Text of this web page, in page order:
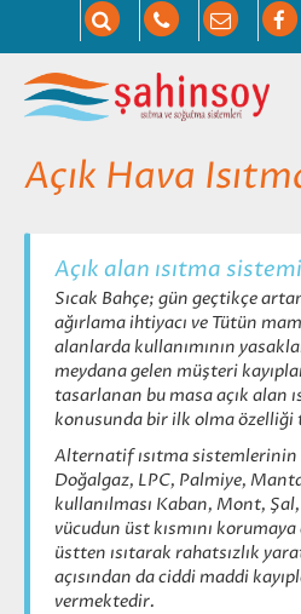
Açık Hava
Açık alan ısıtma
Sıcak Bahçe; gün geçtikçe
ağırlama ihtiyacı ve Tütün
alanlarda kullanımının
meydana gelen müşteri
tasarlanan bu masa açık alan
konusunda bir ilk olma özelliği
Alternatif ısıtma
Doğalgaz, LPC, Palmiye,
kullanılması Kaban, Mont,
vücudun üst kısmını
üstten ısıtarak rahatsızlık
açısından da ciddi maddi
vermektedir.